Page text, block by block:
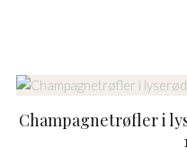
Champagnetrøfler i